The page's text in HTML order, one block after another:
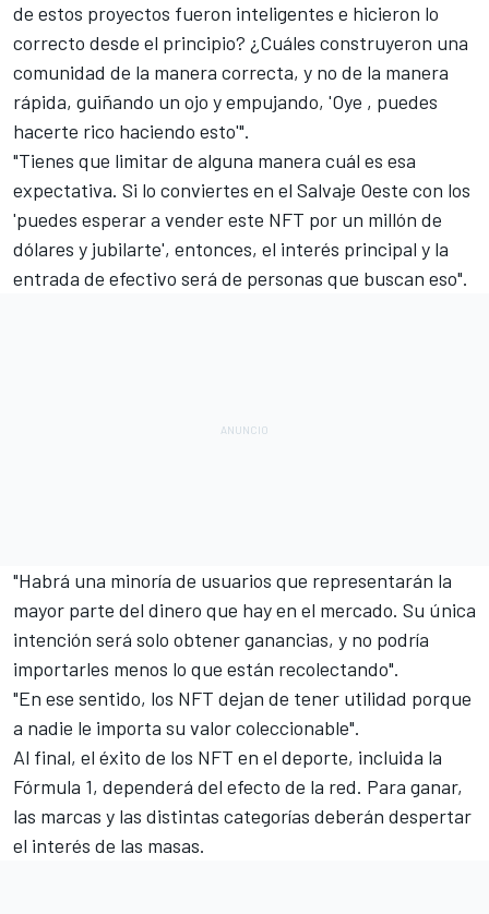
de estos proyectos fueron inteligentes e hicieron lo
correcto desde el principio? ¿Cuáles construyeron una
comunidad de la manera correcta, y no de la manera
rápida, guiñando un ojo y empujando, 'Oye , puedes
hacerte rico haciendo esto'".
"Tienes que limitar de alguna manera cuál es esa
expectativa. Si lo conviertes en el Salvaje Oeste con los
'puedes esperar a vender este NFT por un millón de
dólares y jubilarte', entonces, el interés principal y la
entrada de efectivo será de personas que buscan eso".
"Habrá una minoría de usuarios que representarán la
mayor parte del dinero que hay en el mercado. Su única
intención será solo obtener ganancias, y no podría
importarles menos lo que están recolectando".
"En ese sentido, los NFT dejan de tener utilidad porque
a nadie le importa su valor coleccionable".
Al final, el éxito de los NFT en el deporte, incluida la
Fórmula 1, dependerá del efecto de la red. Para ganar,
las marcas y las distintas categorías deberán despertar
el interés de las masas.